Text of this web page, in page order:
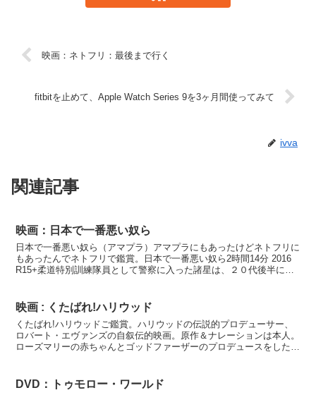
映画：ネトフリ：最後まで行く
fitbitを止めて、Apple Watch Series 9を3ヶ月間使ってみて
ivva
関連記事
映画：日本で一番悪い奴ら
日本で一番悪い奴ら（アマプラ）アマプラにもあったけどネトフリに
もあったんでネトフリで鑑賞。日本で一番悪い奴ら2時間14分 2016
R15+柔道特別訓練隊員として警察に入った諸星は、２０代後半にな
映画 : くたばれ!ハリウッド
くたばれ!ハリウッドご鑑賞。ハリウッドの伝説的プロデューサー、
ロバート・エヴァンズの自叙伝的映画。原作＆ナレーションは本人。
ローズマリーの赤ちゃんとゴッドファーザーのプロデュースをした
DVD：トゥモロー・ワールド